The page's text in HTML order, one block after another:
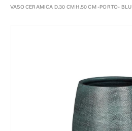
VASO CERAMICA D.30 CM H.50 CM -PORTO- BLU